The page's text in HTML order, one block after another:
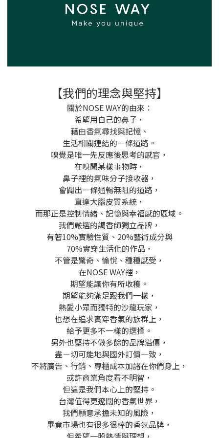
【我們的理念與堅持】
關於NOSE WAY的由來：
希望用自己的鼻子，
藉由香氣尋找與記憶、
生活相關連結的一條道路。
嗅覺是唯一先反應後思考的感官，
在嗅聞某樣事物時，
鼻子裡的氣味分子接收器，
會闢出一條通暢無阻的道路，
直達大腦皮質系統，
而那正是控制情緒、記憶與幸福感的區域。
我們嚴選的調香師獨立品牌，
有著10%實驗性質、20%藝術成分與
70%實穿生活化的作品，
不管是驚奇、愉悅、種種感受，
在NOSE WAY裡，
期望能讓你有所收穫。
期望能夠滿足跟我們一樣，
熱愛小眾而獨特的沙龍玩家，
也想在追求實穿香氣的族群上，
給予更多不一樣的選擇。
另外也堅持不做多餘的品牌溢價，
盡ㄧ切可能地與國外訂價一致，
不將廣告、行銷、專櫃成本加諸在你們身上，
或許商業角度看不明智，
但這是我們本心上的堅持。
台灣值得更遼闊的香氣世界，
我們願意承擔未知的風險，
畢竟市場也有很多很棒的香氛品牌，